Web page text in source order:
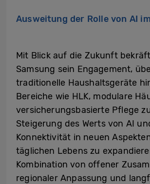
Ausweitung der Rolle von AI
Mit Blick auf die Zukunft
Samsung sein Engagement,
traditionelle Haushaltsgeräte
Bereiche wie HLK, modulare
versicherungsbasierte Pflege
Steigerung des Werts von AI
Konnektivität in neuen
täglichen Lebens zu
Kombination von offener
regionaler Anpassung und